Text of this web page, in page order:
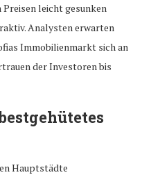
leicht gesunken
Analysten erwarten
Immobilienmarkt sich an
der Investoren bis
Hauptstädte